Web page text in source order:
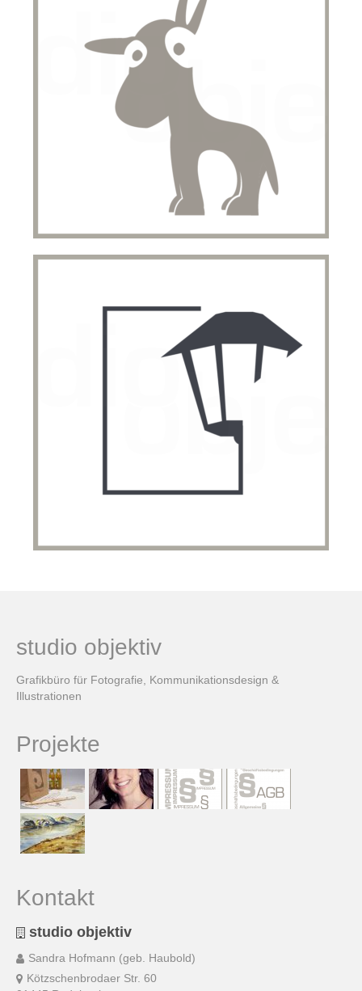
studio objektiv
Grafikbüro für Fotografie, Kommunikationsdesign &
Illustrationen
Projekte
Kontakt
studio objektiv
Sandra Hofmann (geb. Haubold)
Kötzschenbrodaer Str. 60